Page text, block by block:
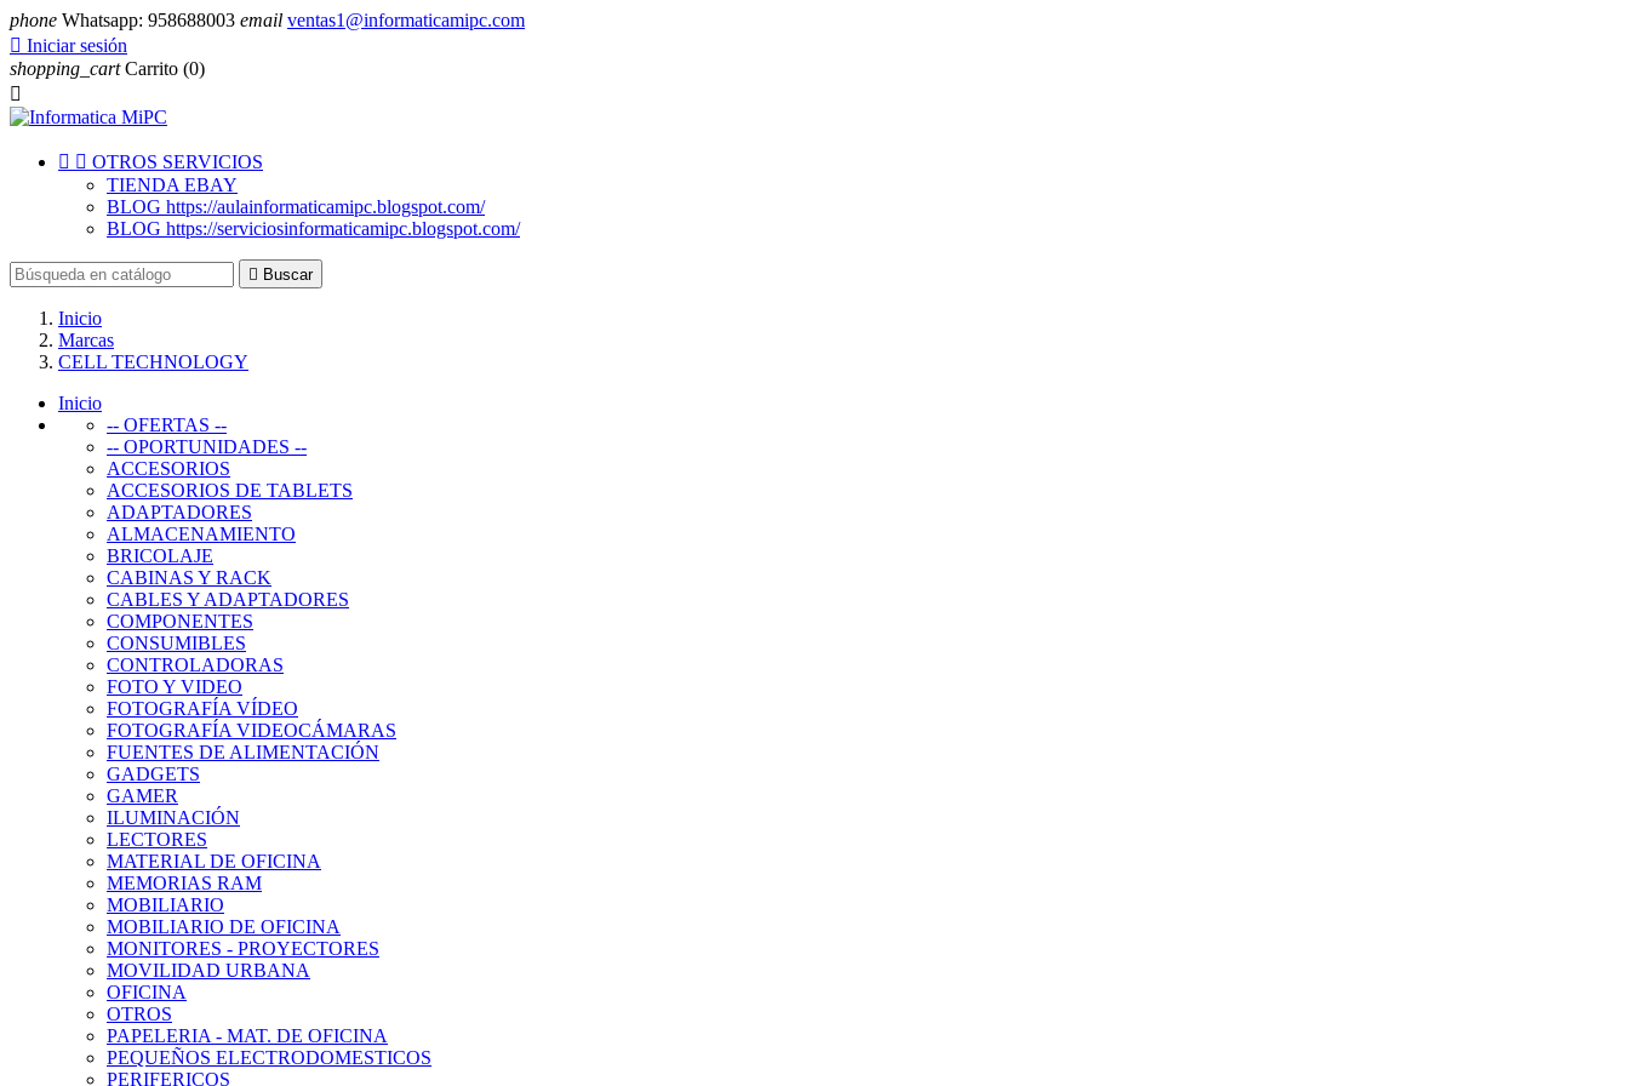
phone Whatsapp: 958688003 email ventas1@informaticamipc.com
 Iniciar sesión
shopping_cart Carrito (0)

  OTROS SERVICIOS
TIENDA EBAY
BLOG https://aulainformaticamipc.blogspot.com/
BLOG https://serviciosinformaticamipc.blogspot.com/
 Buscar
Inicio
Marcas
CELL TECHNOLOGY
Inicio
-- OFERTAS --
-- OPORTUNIDADES --
ACCESORIOS
ACCESORIOS DE TABLETS
ADAPTADORES
ALMACENAMIENTO
BRICOLAJE
CABINAS Y RACK
CABLES Y ADAPTADORES
COMPONENTES
CONSUMIBLES
CONTROLADORAS
FOTO Y VIDEO
FOTOGRAFÍA VÍDEO
FOTOGRAFÍA VIDEOCÁMARAS
FUENTES DE ALIMENTACIÓN
GADGETS
GAMER
ILUMINACIÓN
LECTORES
MATERIAL DE OFICINA
MEMORIAS RAM
MOBILIARIO
MOBILIARIO DE OFICINA
MONITORES - PROYECTORES
MOVILIDAD URBANA
OFICINA
OTROS
PAPELERIA - MAT. DE OFICINA
PEQUEÑOS ELECTRODOMESTICOS
PERIFERICOS